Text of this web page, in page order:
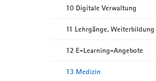
10 Digitale Verwaltung
11 Lehrgänge, Weiterbildung
12 E-Learning-Angebote
13 Medizin